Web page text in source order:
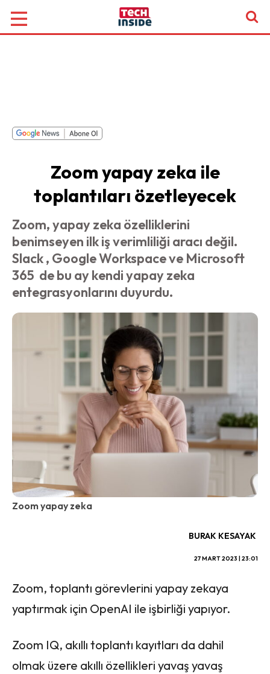
Zoom yapay zeka ile
toplantıları özetleyecek
Zoom, yapay zeka özelliklerini
benimseyen ilk iş verimliliği aracı değil.
Slack , Google Workspace ve Microsoft
365 de bu ay kendi yapay zeka
entegrasyonlarını duyurdu.
Zoom yapay zeka
BURAK KESAYAK
27 MART 2023 | 23:01
Zoom, toplantı görevlerini yapay zekaya
yaptırmak için OpenAI ile işbirliği yapıyor.
Zoom IQ, akıllı toplantı kayıtları da dahil
olmak üzere akıllı özellikleri yavaş yavaş